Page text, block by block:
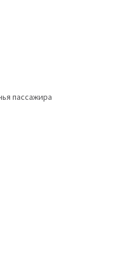
пассажира